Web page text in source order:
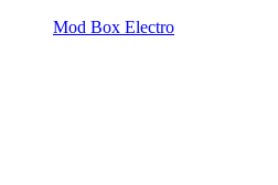
Mod Box Electro